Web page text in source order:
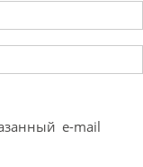
e-mail